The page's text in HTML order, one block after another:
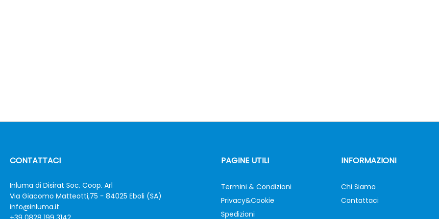
CONTATTACI
Inluma di Disirat Soc. Coop. Arl
Via Giacomo Matteotti,75 - 84025 Eboli (SA)
info@inluma.it
PAGINE UTILI
Termini & Condizioni
Privacy&Cookie
Spedizioni
INFORMAZIONI
Chi Siamo
Contattaci